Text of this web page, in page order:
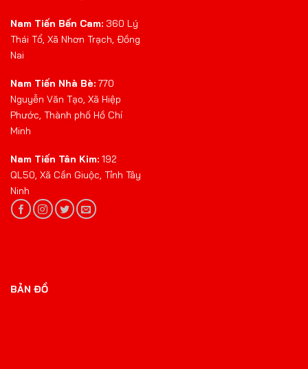
Nam Tiến Bến Cam: 360 Lý
Thái Tổ, Xã Nhơn Trạch, Đồng
Nai
Nam Tiến Nhà Bè: 770
Nguyễn Văn Tạo, Xã Hiệp
Phước, Thành phố Hồ Chí
Minh
Nam Tiến Tân Kim: 192
QL50, Xã Cần Giuộc, Tỉnh Tây
Ninh
BẢN ĐỒ